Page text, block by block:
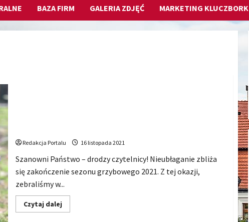
BAZA FIRM GALERIA ZDJĘĆ MARKETING KLUCZBORK
Redakcja Portalu 16 listopada 2021
Szanowni Państwo – drodzy czytelnicy! Nieubłaganie zbliża
się zakończenie sezonu grzybowego 2021. Z tej okazji,
zebraliśmy w...
Czytaj dalejDowiedz
się